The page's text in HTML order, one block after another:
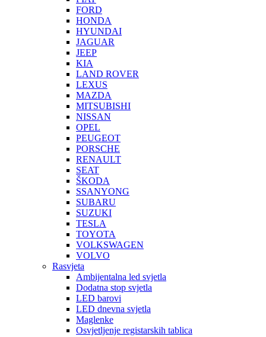
FORD
HONDA
HYUNDAI
JAGUAR
JEEP
KIA
LAND ROVER
LEXUS
MAZDA
MITSUBISHI
NISSAN
OPEL
PEUGEOT
PORSCHE
RENAULT
SEAT
ŠKODA
SSANYONG
SUBARU
SUZUKI
TESLA
TOYOTA
VOLKSWAGEN
VOLVO
Rasvjeta
Ambijentalna led svjetla
Dodatna stop svjetla
LED barovi
LED dnevna svjetla
Maglenke
Osvjetljenje registarskih tablica